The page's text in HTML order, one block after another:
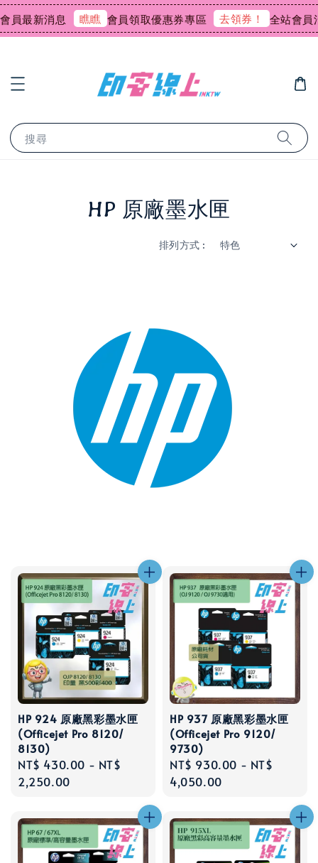
最新消息 瞧瞧 會員領取優惠券專區 去領券！ 全站會員消
搜尋
HP 原廠墨水匣
排列方式 :
HP 924 原廠黑彩墨水匣
(Officejet Pro 8120/
8130)
Regular
price
NT$ 430.00 - NT$
2,250.00
HP 937 原廠黑彩墨水匣
(Officejet Pro 9120/
9730)
Regular
price
NT$ 930.00 - NT$
4,050.00